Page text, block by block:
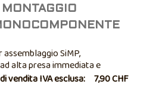
SiMP,
alta presa immediata e
vendita IVA esclusa: 7,90 CHF